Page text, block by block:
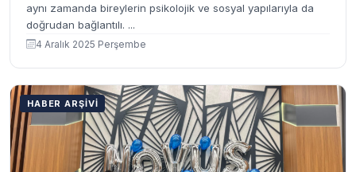
aynı zamanda bireylerin psikolojik ve sosyal yapılarıyla da
doğrudan bağlantılı. ...
4 Aralık 2025 Perşembe
HABER ARŞIVI